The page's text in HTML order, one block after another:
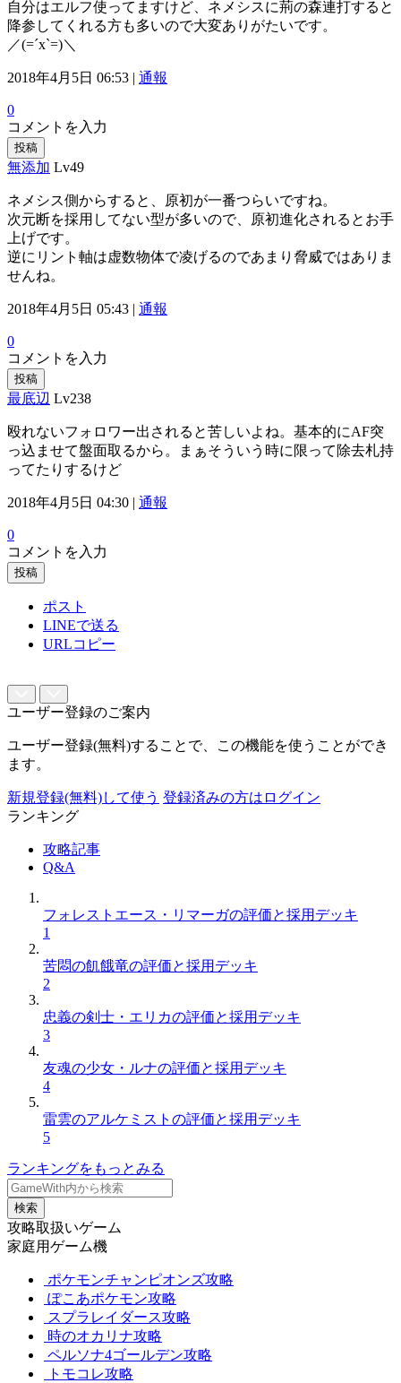
自分はエルフ使ってますけど、ネメシスに荊の森連打すると
降参してくれる方も多いので大変ありがたいです。
／(=´x`=)＼
2018年4月5日 06:53 | 通報
0
コメントを入力
投稿
無添加 Lv49
ネメシス側からすると、原初が一番つらいですね。
次元断を採用してない型が多いので、原初進化されるとお手
上げです。
逆にリント軸は虚数物体で凌げるのであまり脅威ではありま
せんね。
2018年4月5日 05:43 | 通報
0
コメントを入力
投稿
最底辺 Lv238
殴れないフォロワー出されると苦しいよね。基本的にAF突
っ込ませて盤面取るから。まぁそういう時に限って除去札持
ってたりするけど
2018年4月5日 04:30 | 通報
0
コメントを入力
投稿
ポスト
LINEで送る
URLコピー
ユーザー登録のご案内
ユーザー登録(無料)することで、この機能を使うことができ
ます。
新規登録(無料)して使う 登録済みの方はログイン
ランキング
攻略記事
Q&A
フォレストエース・リマーガの評価と採用デッキ
1
苦悶の飢餓竜の評価と採用デッキ
2
忠義の剣士・エリカの評価と採用デッキ
3
友魂の少女・ルナの評価と採用デッキ
4
雷雲のアルケミストの評価と採用デッキ
5
ランキングをもっとみる
検索
攻略取扱いゲーム
家庭用ゲーム機
ポケモンチャンピオンズ攻略
ぽこあポケモン攻略
スプラレイダース攻略
時のオカリナ攻略
ペルソナ4ゴールデン攻略
トモコレ攻略